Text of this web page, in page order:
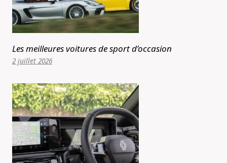
Les meilleures voitures de sport d’occasion
2 juillet 2026